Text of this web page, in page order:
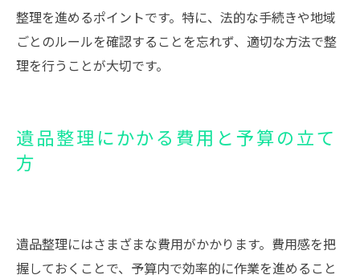
整理を進めるポイントです。特に、法的な手続きや地域
ごとのルールを確認することを忘れず、適切な方法で整
理を行うことが大切です。
遺品整理にかかる費用と予算の立て
方
遺品整理にはさまざまな費用がかかります。費用感を把
握しておくことで、予算内で効率的に作業を進めること